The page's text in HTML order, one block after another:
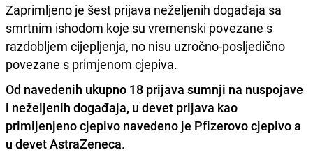
Zaprimljeno je šest prijava neželjenih događaja sa
smrtnim ishodom koje su vremenski povezane s
razdobljem cijepljenja, no nisu uzročno-posljedično
povezane s primjenom cjepiva.
Od navedenih ukupno 18 prijava sumnji na nuspojave
i neželjenih događaja, u devet prijava kao
primijenjeno cjepivo navedeno je Pfizerovo cjepivo a
u devet AstraZeneca.